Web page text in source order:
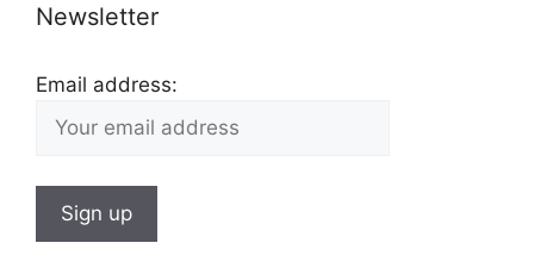
Newsletter
Email address: